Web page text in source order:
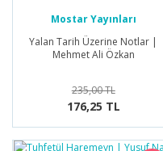
Mostar Yayınları
Yalan Tarih Üzerine Notlar |
Mehmet Ali Özkan
235,00 TL
176,25 TL